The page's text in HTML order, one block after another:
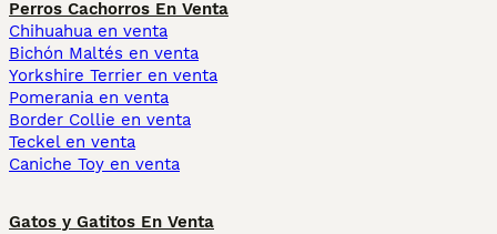
Perros Cachorros En Venta
Chihuahua en venta
Bichón Maltés en venta
Yorkshire Terrier en venta
Pomerania en venta
Border Collie en venta
Teckel en venta
Caniche Toy en venta
Gatos y Gatitos En Venta